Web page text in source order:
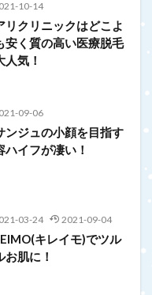
10-14
リクリニックはどこよ
安く質の高い医療脱毛
人気！
09-06
ンジュの小顔を目指す
ハイフが凄い！
03-24 2021-09-04
キレイモ)でツル
お肌に！